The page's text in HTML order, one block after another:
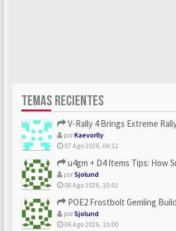
TEMAS RECIENTES
V-Rally 4 Brings Extreme Rally Racing
porKaevorlly
07 Ago 2026, 04:12
u4gm + D4 Items Tips: How Smart
porSjolund
06 Ago 2026, 10:01
POE2 Frostbolt Gemling Builds Get
porSjolund
06 Ago 2026, 10:00